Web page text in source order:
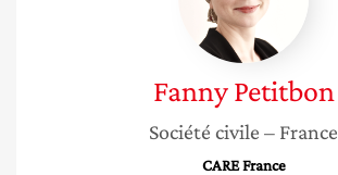
Fanny Petitbon
Société civile – France
CARE France